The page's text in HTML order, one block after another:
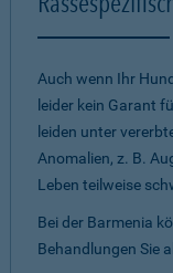
Auch wenn Ihr
leider kein Garant
leiden unter
Anomalien, z. B.
Leben teilweise
Bei der Barmenia
Behandlungen Sie